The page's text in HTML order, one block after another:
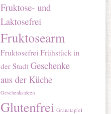
Fruktose- und
Laktosefrei
Fruktosearm
Fruktosefrei Frühstück in
der Stadt Geschenke
aus der Küche
Geschenksideen
Glutenfrei Granatapfel